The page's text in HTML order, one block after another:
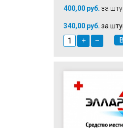
400,00 руб. за
340,00 руб. за
+
–